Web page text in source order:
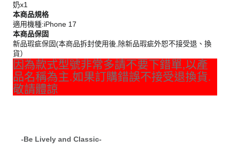
奶x1
本商品規格
適用機種:iPhone 17
本商品保固
新品瑕疵保固(本商品拆封使用後,除新品瑕疵外恕不接受退、換
貨）
因為款式型號非常多請不要下錯單,以產
品名稱為主.如果訂購錯誤不接受退換貨.
敬請體諒
-Be Lively and Classic-